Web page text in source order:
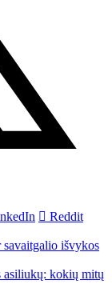
Reddit
išvykos
asiliukų: kokių mitų